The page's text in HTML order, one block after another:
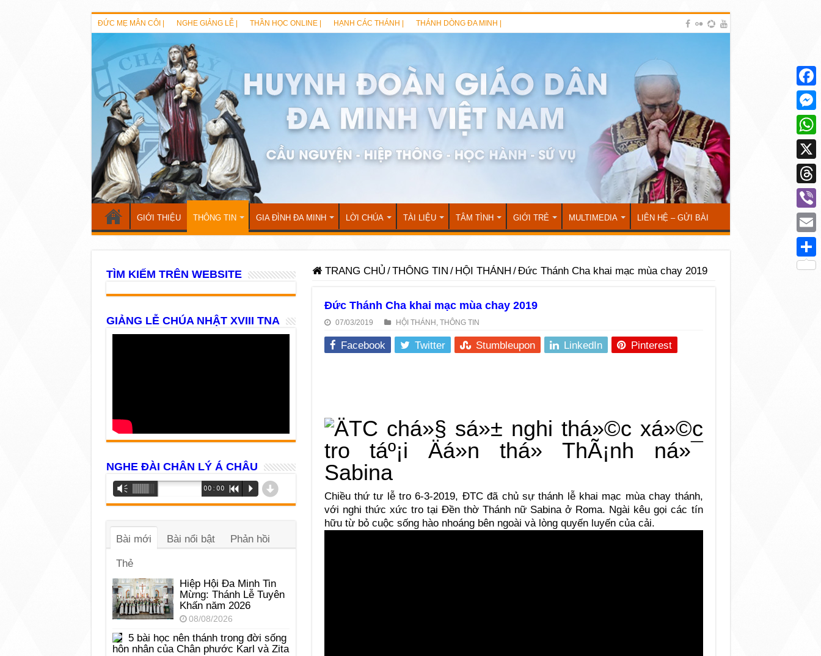
ĐỨC MẸ MÂN CÔI | NGHE GIẢNG LỄ | THẦN HỌC ONLINE | HẠNH CÁC THÁNH | THÁNH DÒNG ĐA MINH |
GIỚI THIỆU THÔNG TIN GIA ĐÌNH ĐA MINH LỜI CHÚA TÀI LIỆU TÂM TÌNH GIỚI TRẺ MULTIMEDIA LIÊN HỆ – GỬI BÀI
TRANG CHỦ /THÔNG TIN / HỘI THÁNH /Đức Thánh Cha khai mạc mùa chay 2019
Đức Thánh Cha khai mạc mùa chay 2019
07/03/2019 HỘI THÁNH , THÔNG TIN
Facebook Twitter Stumbleupon LinkedIn Pinterest
Chiều thứ tư lễ tro 6-3-2019, ĐTC đã chủ sự thánh lễ khai mạc mùa chay thánh,
với nghi thức xức tro tại Đền thờ Thánh nữ Sabina ở Roma. Ngài kêu gọi các tín
hữu từ bỏ cuộc sống hào nhoáng bên ngoài và lòng quyến luyến của cải.
TÌM KIẾM TRÊN WEBSITE
GIẢNG LỄ CHÚA NHẬT XVIII TNA
NGHE ĐÀI CHÂN LÝ Á CHÂU
Trình
phát
âm
Vm 00:00 R P d
Bài mới Bài nổi bật Phản hồi
Thẻ
Hiệp Hội Đa Minh Tin
Mừng: Thánh Lễ Tuyên
Khấn năm 2026
08/08/2026
5 bài học nên thánh trong đời sống
hôn nhân của Chân phước Karl và Zita
X
Viber